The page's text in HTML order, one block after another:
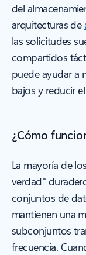
del
arquitecturas de
las solicitudes
compartidos
puede ayudar a
bajos y reducir
¿Cómo
La mayoría de
verdad"
conjuntos de
mantienen una
subconjuntos
frecuencia.